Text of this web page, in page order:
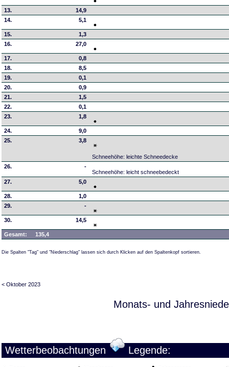
13.
14,9
14.
5,1
15.
1,3
16.
27,0
17.
0,8
18.
8,5
19.
0,1
20.
0,9
21.
1,5
22.
0,1
23.
1,8
24.
9,0
25.
3,8
Schneehöhe: leichte Schneedecke
26.
-
Schneehöhe: leicht schneebedeckt
27.
5,0
28.
1,0
29.
-
30. 14,5
Gesamt: 135,4
Die Spalten "Tag" und "Niederschlag" lassen sich durch Klicken auf den Spaltenkopf sortieren.
< Oktober 2023
Monats- und
Wetterbeobachtungen Legende: